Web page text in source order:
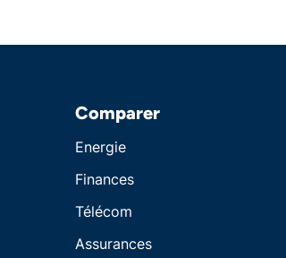
Comparer
Energie
Finances
Télécom
Assurances